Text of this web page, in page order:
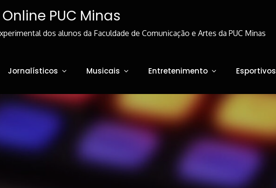
PUC Minas
dos alunos da Faculdade de Comunicação e Artes da PUC Minas
Jornalísticos Musicais Entretenimento Esportivos